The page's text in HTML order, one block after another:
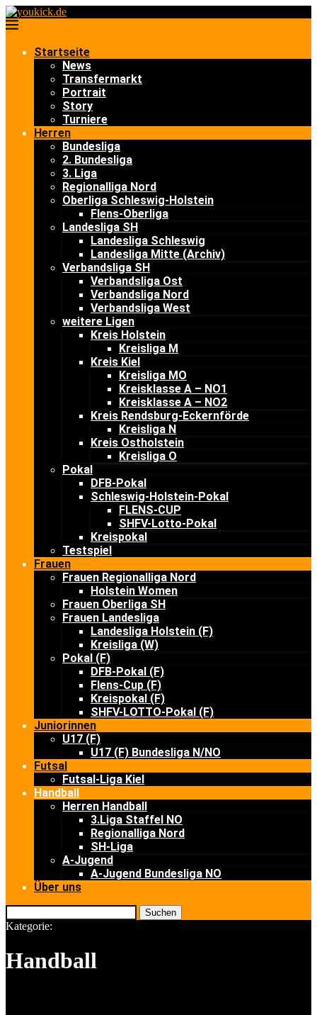
Startseite
News
Transfermarkt
Portrait
Story
Turniere
Herren
Bundesliga
2. Bundesliga
3. Liga
Regionalliga Nord
Oberliga Schleswig-Holstein
Flens-Oberliga
Landesliga SH
Landesliga Schleswig
Landesliga Mitte (Archiv)
Verbandsliga SH
Verbandsliga Ost
Verbandsliga Nord
Verbandsliga West
weitere Ligen
Kreis Holstein
Kreisliga M
Kreis Kiel
Kreisliga MO
Kreisklasse A – NO1
Kreisklasse A – NO2
Kreis Rendsburg-Eckernförde
Kreisliga N
Kreis Ostholstein
Kreisliga O
Pokal
DFB-Pokal
Schleswig-Holstein-Pokal
FLENS-CUP
SHFV-Lotto-Pokal
Kreispokal
Testspiel
Frauen
Frauen Regionalliga Nord
Holstein Women
Frauen Oberliga SH
Frauen Landesliga
Landesliga Holstein (F)
Kreisliga (W)
Pokal (F)
DFB-Pokal (F)
Flens-Cup (F)
Kreispokal (F)
SHFV-LOTTO-Pokal (F)
Juniorinnen
U17 (F)
U17 (F) Bundesliga N/NO
Futsal
Futsal-Liga Kiel
Handball
Herren Handball
3.Liga Staffel NO
Regionalliga Nord
SH-Liga
A-Jugend
A-Jugend Bundesliga NO
Über uns
Suchen
Kategorie:
Handball